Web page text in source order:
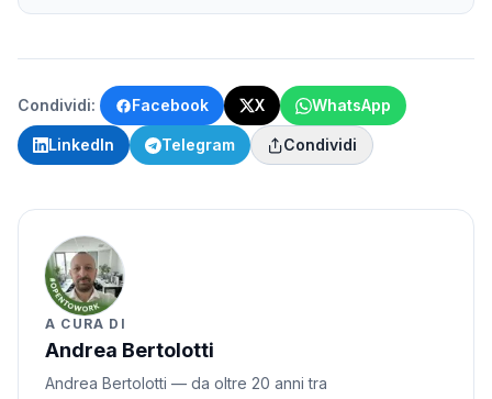
Condividi: Facebook X WhatsApp
LinkedIn Telegram Condividi
A CURA DI
Andrea Bertolotti
Andrea Bertolotti — da oltre 20 anni tra